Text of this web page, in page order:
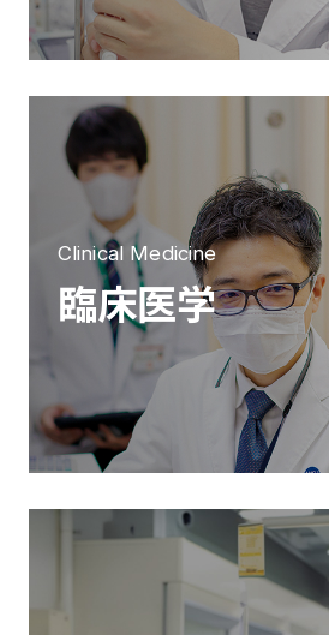
Clinical Medicine
臨床医学